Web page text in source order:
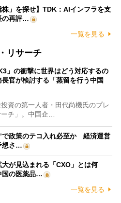
株」を探せ】TDK：AIインフラを支
の再評…
一覧を見る
リサーチ
」の衝撃に世界はどう対応するの
官が検討する「蒸留を行う中国
資の第一人者・田代尚機氏のプレ
ーチ」。中国企…
で政策のテコ入れ必至か 経済運営
想さ…
が見込まれる「CXO」とは何
の医薬品…
一覧を見る